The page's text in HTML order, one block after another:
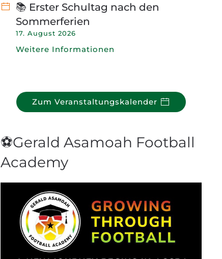
📚 Erster Schultag nach den
Sommerferien
17. August 2026
Weitere Informationen
Zum Veranstaltungskalender
⚽Gerald Asamoah Football
Academy